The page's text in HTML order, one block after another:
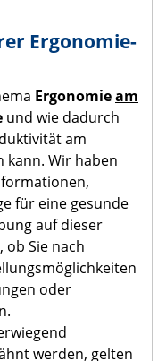
Ergonomie-
Ergonomieam
und wie dadurch
am
kann. Wir haben
für eine gesunde
auf dieser
ob Sie nach
oder
werden, gelten